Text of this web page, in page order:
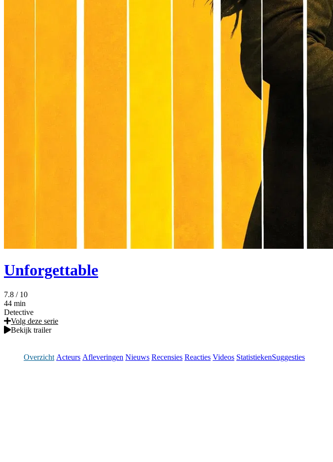
Unforgettable
7.8 / 10
44 min
Detective
Volg deze serie
Bekijk trailer
Overzicht Acteurs Afleveringen Nieuws Recensies Reacties Videos StatistiekenSuggesties